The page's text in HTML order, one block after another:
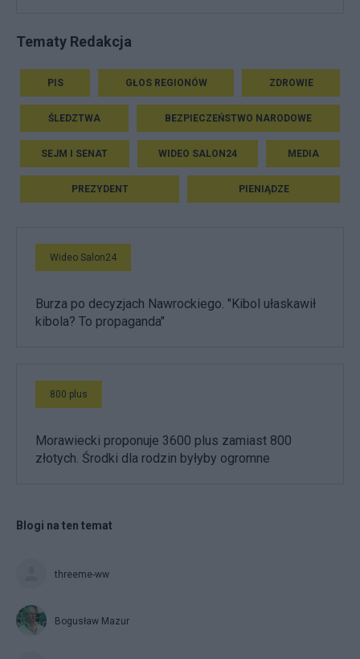
Tematy Redakcja
PIS GŁOS REGIONÓW ZDROWIE
ŚLEDZTWA BEZPIECZEŃSTWO NARODOWE
SEJM I SENAT WIDEO SALON24 MEDIA
PREZYDENT PIENIĄDZE
Wideo Salon24
Burza po decyzjach Nawrockiego. "Kibol ułaskawił
kibola? To propaganda"
800 plus
Morawiecki proponuje 3600 plus zamiast 800
złotych. Środki dla rodzin byłyby ogromne
Blogi na ten temat
threeme-ww
Bogusław Mazur